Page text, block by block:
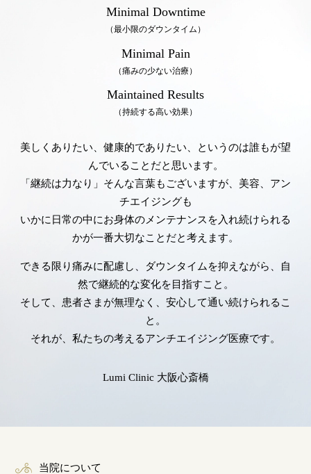
Minimal Downtime
（最小限のダウンタイム）
Minimal Pain
（痛みの少ない治療）
Maintained Results
（持続する高い効果）
美しくありたい、健康的でありたい、というのは誰もが望
んでいることだと思います。
「継続は力なり」そんな言葉もございますが、美容、アン
チエイジングも
いかに日常の中にお身体のメンテナンスを入れ続けられる
かが一番大切なことだと考えます。
できる限り痛みに配慮し、ダウンタイムを抑えながら、自
然で継続的な変化を目指すこと。
そして、患者さまが無理なく、安心して通い続けられるこ
と。
それが、私たちの考えるアンチエイジング医療です。
Lumi Clinic 大阪心斎橋
当院について